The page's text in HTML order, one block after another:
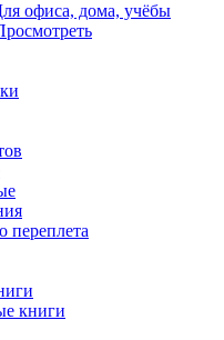
офиса, дома, учёбы
переплета
книги